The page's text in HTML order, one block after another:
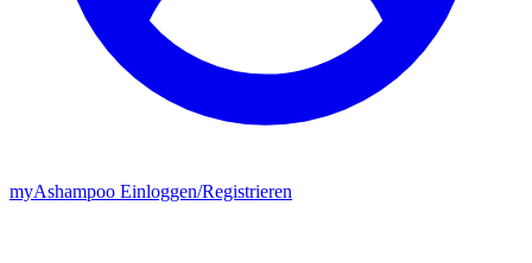
myAshampoo Einloggen/Registrieren